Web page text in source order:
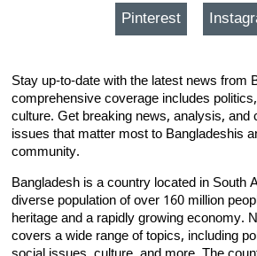
Pinterest
Stay up-to-date with the latest news from
comprehensive coverage includes
culture. Get breaking news, analysis, and
issues that matter most to Bangladeshis
community.
Bangladesh is a country located in South
diverse population of over 160 million
heritage and a rapidly growing economy.
covers a wide range of topics, including